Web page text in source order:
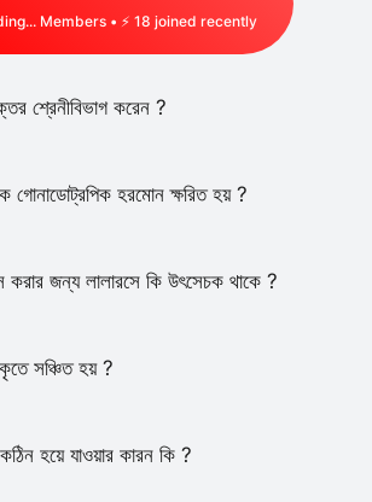
Members • ⚡ 18 joined recently
শ্রেনীবিভাগ করেন ?
গোনাডোট্রপিক হরমোন ক্ষরিত হয় ?
করার জন্য লালারসে কি উৎসেচক থাকে ?
সঞ্চিত হয় ?
হয়ে যাওয়ার কারন কি ?